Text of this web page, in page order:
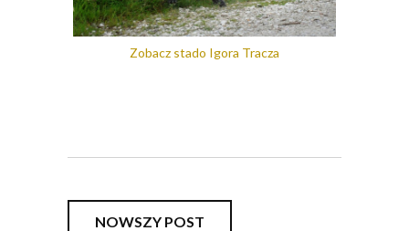
Zobacz stado Igora Tracza
NOWSZY POST